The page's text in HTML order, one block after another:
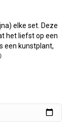
elke set. Deze
het liefst op een
een kunstplant,